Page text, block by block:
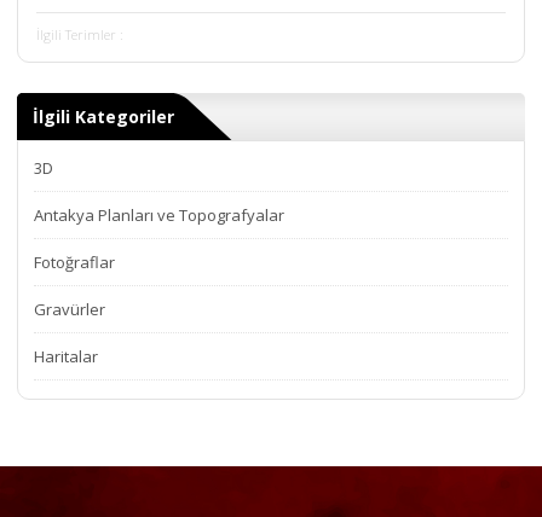
İlgili Terimler :
İlgili Kategoriler
3D
Antakya Planları ve Topografyalar
Fotoğraflar
Gravürler
Haritalar